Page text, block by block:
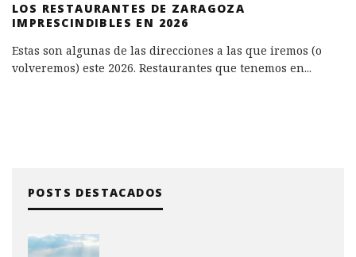
LOS RESTAURANTES DE ZARAGOZA
IMPRESCINDIBLES EN 2026
Estas son algunas de las direcciones a las que iremos (o
volveremos) este 2026. Restaurantes que tenemos en...
POSTS DESTACADOS